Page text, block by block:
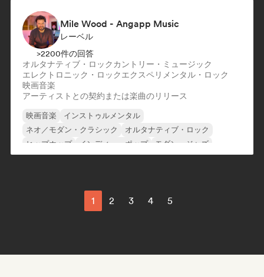
Mile Wood - Angapp Music
レーベル
>2200件の回答
オルタナティブ・ロック カントリー・ミュージック
エレクトロニック・ロックエクスペリメンタル・ロック
映画音楽
アーティストとの契約または楽曲のリリース
映画音楽
インストゥルメンタル
ネオ／モダン・クラシック
オルタナティブ・ロック
ヒップホップ
インディー・ポップ
モダン・ジャズ
1 2 3 4 5